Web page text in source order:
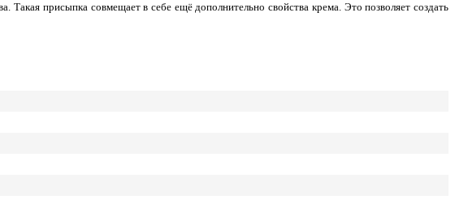
присыпка совмещает в себе ещё дополнительно свойства крема. Это позволяет создать